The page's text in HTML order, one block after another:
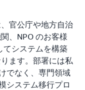
官公庁や地方自治
、NPO のお客様
てシステムを構築
ます。部署には私
でなく、専門領域
システム移行プロ